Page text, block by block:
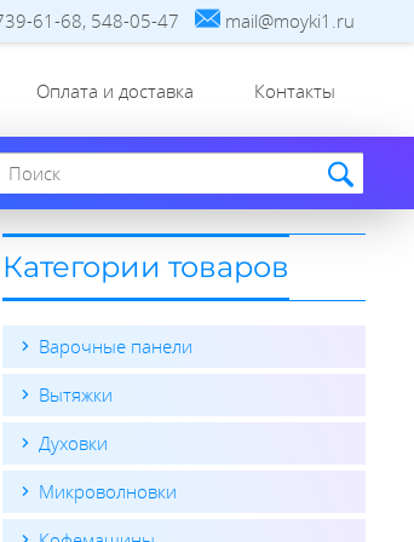
61-68, 548-05-47 mail@moyki1.ru
Оплата и доставка Контакты
по сайту
Категории товаров
Варочные панели
Вытяжки
Духовки
Микроволновки